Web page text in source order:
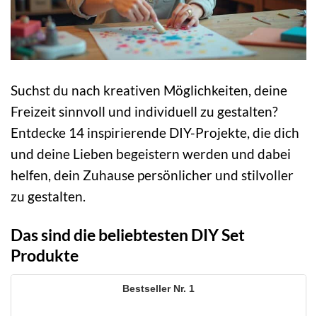
Suchst du nach kreativen Möglichkeiten, deine
Freizeit sinnvoll und individuell zu gestalten?
Entdecke 14 inspirierende DIY-Projekte, die dich
und deine Lieben begeistern werden und dabei
helfen, dein Zuhause persönlicher und stilvoller
zu gestalten.
Das sind die beliebtesten DIY Set
Produkte
1